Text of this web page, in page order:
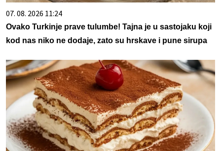
07. 08. 2026 11:24
Ovako Turkinje prave tulumbe! Tajna je u sastojaku koji
kod nas niko ne dodaje, zato su hrskave i pune sirupa